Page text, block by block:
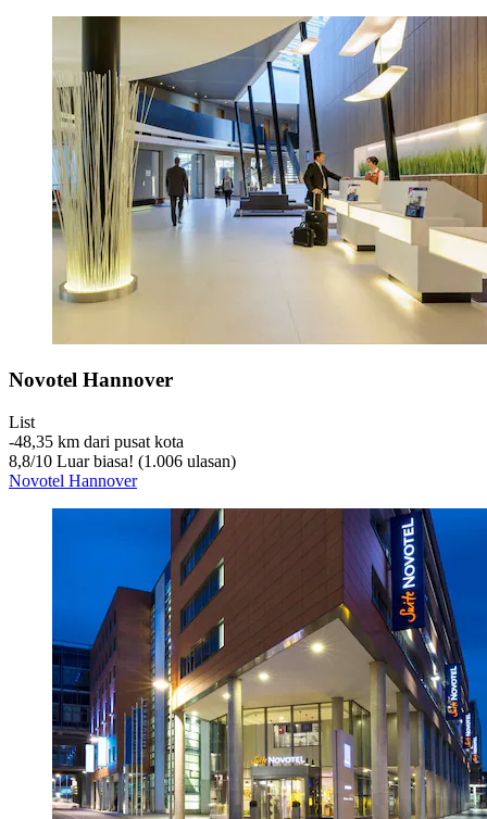
Novotel Hannover
List
‐48,35 km dari pusat kota
8,8/10 Luar biasa! (1.006 ulasan)
Novotel Hannover